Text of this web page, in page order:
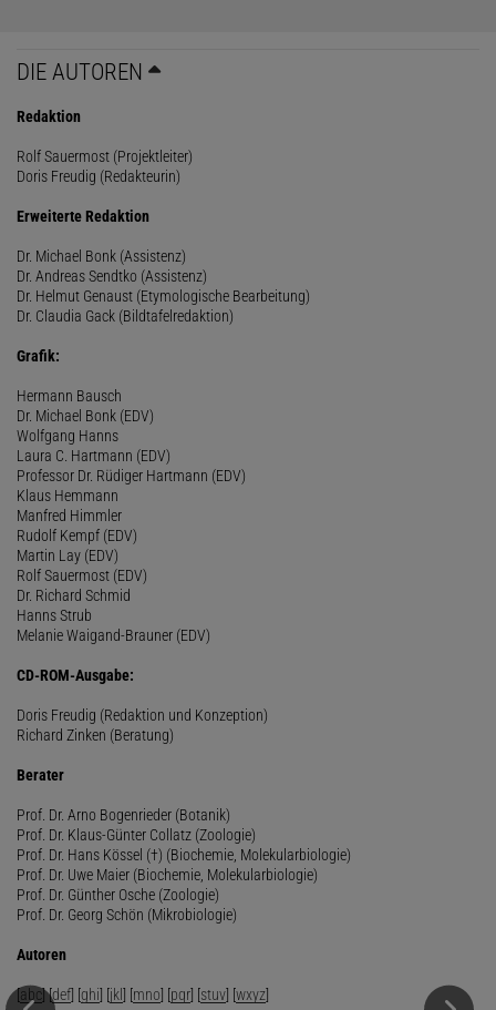
DIE AUTOREN
Redaktion
Rolf Sauermost (Projektleiter)
Doris Freudig (Redakteurin)
Erweiterte Redaktion
Dr. Michael Bonk (Assistenz)
Dr. Andreas Sendtko (Assistenz)
Dr. Helmut Genaust (Etymologische Bearbeitung)
Dr. Claudia Gack (Bildtafelredaktion)
Grafik:
Hermann Bausch
Dr. Michael Bonk (EDV)
Wolfgang Hanns
Laura C. Hartmann (EDV)
Professor Dr. Rüdiger Hartmann (EDV)
Klaus Hemmann
Manfred Himmler
Rudolf Kempf (EDV)
Martin Lay (EDV)
Rolf Sauermost (EDV)
Dr. Richard Schmid
Hanns Strub
Melanie Waigand-Brauner (EDV)
CD-ROM-Ausgabe:
Doris Freudig (Redaktion und Konzeption)
Richard Zinken (Beratung)
Berater
Prof. Dr. Arno Bogenrieder (Botanik)
Prof. Dr. Klaus-Günter Collatz (Zoologie)
Prof. Dr. Hans Kössel (†) (Biochemie, Molekularbiologie)
Prof. Dr. Uwe Maier (Biochemie, Molekularbiologie)
Prof. Dr. Günther Osche (Zoologie)
Prof. Dr. Georg Schön (Mikrobiologie)
Autoren
[abc] [def] [ghi] [jkl] [mno] [pqr] [stuv] [wxyz]